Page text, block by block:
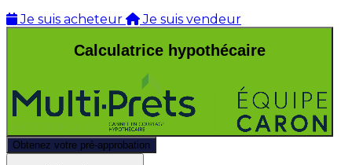
Je suis acheteur
Je suis vendeur
Calculatrice hypothécaire
Obtenez votre pré-approbation